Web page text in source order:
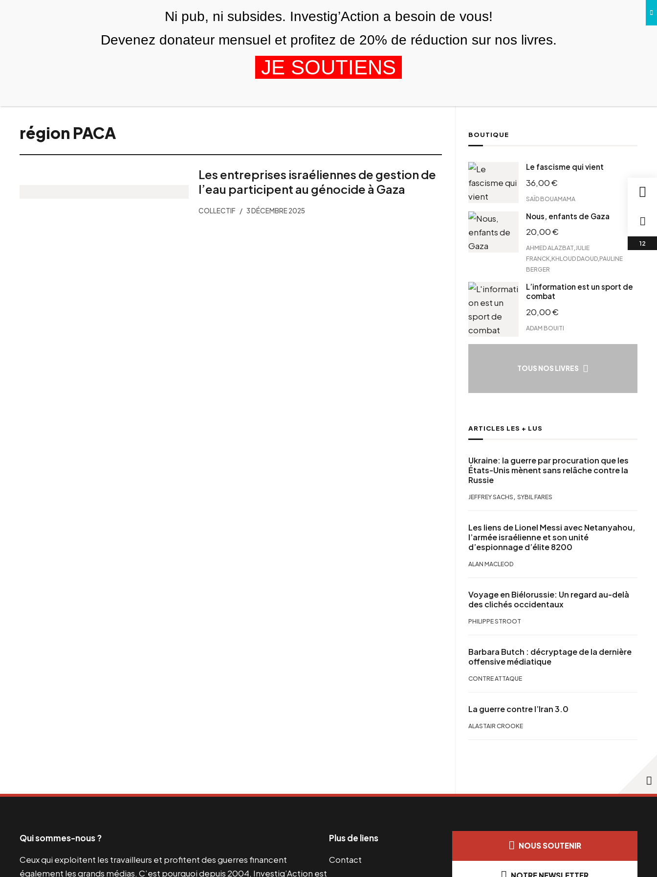
NOUS AGENDA
région PACA
Les entreprises israéliennes de gestion de
l’eau participent au génocide à Gaza
COLLECTIF 3 DÉCEMBRE 2025
BOUTIQUE
Le fascisme qui vient
36,00€
SAÏD BOUAMAMA
Nous, enfants de Gaza
20,00€
AHMED ALAZBAT JULIE
FRANCK KHLOUD DAOUD PAULINE
BERGER
L’information est un sport de
combat
20,00€
ADAM BOUITI
TOUS NOS LIVRES
ARTICLES LES + LUS
Ukraine: la guerre par procuration que les
États-Unis mènent sans relâche contre la
Russie
JEFFREY SACHS , SYBIL FARES
Les liens de Lionel Messi avec Netanyahou,
l’armée israélienne et son unité
d’espionnage d’élite 8200
ALAN MACLEOD
Voyage en Biélorussie: Un regard au-delà
des clichés occidentaux
PHILIPPE STROOT
Barbara Butch : décryptage de la dernière
offensive médiatique
CONTRE ATTAQUE
La guerre contre l’Iran 3.0
ALASTAIR CROOKE
Qui sommes-nous ?
Ceux qui exploitent les travailleurs et profitent des guerres financent
également les grands médias. C’est pourquoi depuis 2004, Investig’Action est
Plus de liens
Contact
NOUS SOUTENIR
Ni pub, ni subsides. Investig’Action a besoin de vous!
Devenez donateur mensuel et profitez de 20% de réduction sur nos livres.
JE SOUTIENS